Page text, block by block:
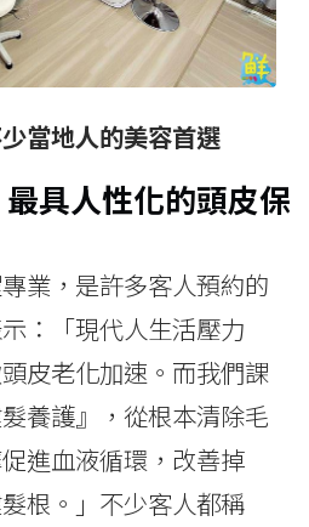
當地人的美容首選
具人性化的頭皮保
業，是許多客人預約的
：「現代人生活壓力
皮老化加速。而我們課
養護』，從根本清除毛
進血液循環，改善掉
根。」不少客人都稱